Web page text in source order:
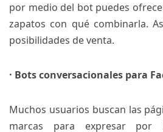
por medio del bot puedes
zapatos con qué combinarla.
posibilidades de venta.
· Bots conversacionales para
Muchos usuarios buscan las
marcas para expresar por